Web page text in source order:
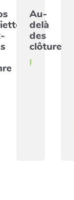
Au-
delà
des
clôtures
Film